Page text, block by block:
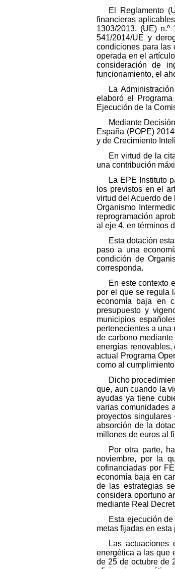
El Reglamento
financieras
1303/2013, (UE) n.º
541/2014/UE y
condiciones para las
operada en el
consideración de
funcionamiento, el
La
elaboró el
Ejecución de la
Mediante
España (POPE)
y de Crecimiento
En virtud de la
una contribución
La EPE Instituto
los previstos en el
virtud del Acuerdo
Organismo
reprogramación
al eje 4, en términos
Esta dotación
paso a una
condición de
corresponda.
En este contexto
por el que se regula
economía baja en
presupuesto y
municipios
pertenecientes a
de carbono
energías renovables,
actual Programa
como al
Dicho
que, aun cuando la
ayudas ya tiene
varias comunidades
proyectos
absorción de la
millones de euros al
Por otra parte,
noviembre, por la
cofinanciadas por
economía baja en
de las estrategias
considera oportuno
mediante Real
Esta ejecución
metas fijadas en
Las
energética a las que
de 25 de octubre de